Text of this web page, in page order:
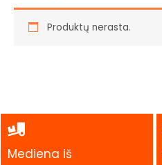
Produktų nerasta.
Mediena iš